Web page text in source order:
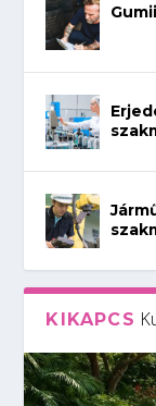
KIKAPCS